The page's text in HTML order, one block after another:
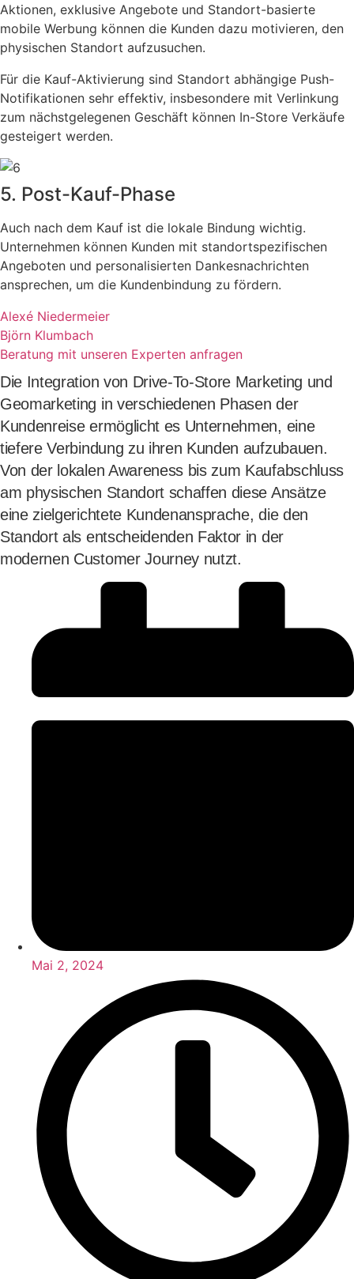
Aktionen, exklusive Angebote und Standort-basierte
mobile Werbung können die Kunden dazu motivieren, den
physischen Standort aufzusuchen.
Für die Kauf-Aktivierung sind Standort abhängige Push-
Notifikationen sehr effektiv, insbesondere mit Verlinkung
zum nächstgelegenen Geschäft können In-Store Verkäufe
gesteigert werden.
5. Post-Kauf-Phase
Auch nach dem Kauf ist die lokale Bindung wichtig.
Unternehmen können Kunden mit standortspezifischen
Angeboten und personalisierten Dankesnachrichten
ansprechen, um die Kundenbindung zu fördern.
Alexé Niedermeier
Björn Klumbach
Beratung mit unseren Experten anfragen
Die Integration von Drive-To-Store Marketing und
Geomarketing in verschiedenen Phasen der
Kundenreise ermöglicht es Unternehmen, eine
tiefere Verbindung zu ihren Kunden aufzubauen.
Von der lokalen Awareness bis zum Kaufabschluss
am physischen Standort schaffen diese Ansätze
eine zielgerichtete Kundenansprache, die den
Standort als entscheidenden Faktor in der
modernen Customer Journey nutzt.
Mai 2, 2024